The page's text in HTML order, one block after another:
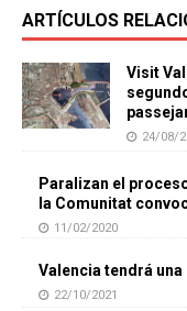
ARTÍCULOS
Visit
24/08/
Paralizan el
la Comunitat
11/02/2020
Valencia tendrá
22/10/2021